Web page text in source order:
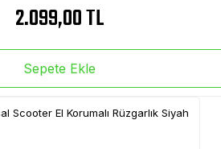
2.099,00 TL
Sepete Ekle